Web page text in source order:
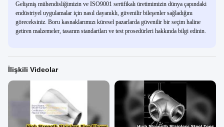
Gelişmiş mühendisliğimizin ve ISO9001 sertifikalı üretimimizin dünya çapındaki
endüstriyel uygulamalar için nasıl dayanıklı, güvenilir bileşenler sağladığını
göreceksiniz. Boru kasnaklarımızı küresel pazarlarda güvenilir bir seçim haline
getiren malzemeler, tasarım standartları ve test prosedürleri hakkında bilgi edinin.
İlişkili Videolar